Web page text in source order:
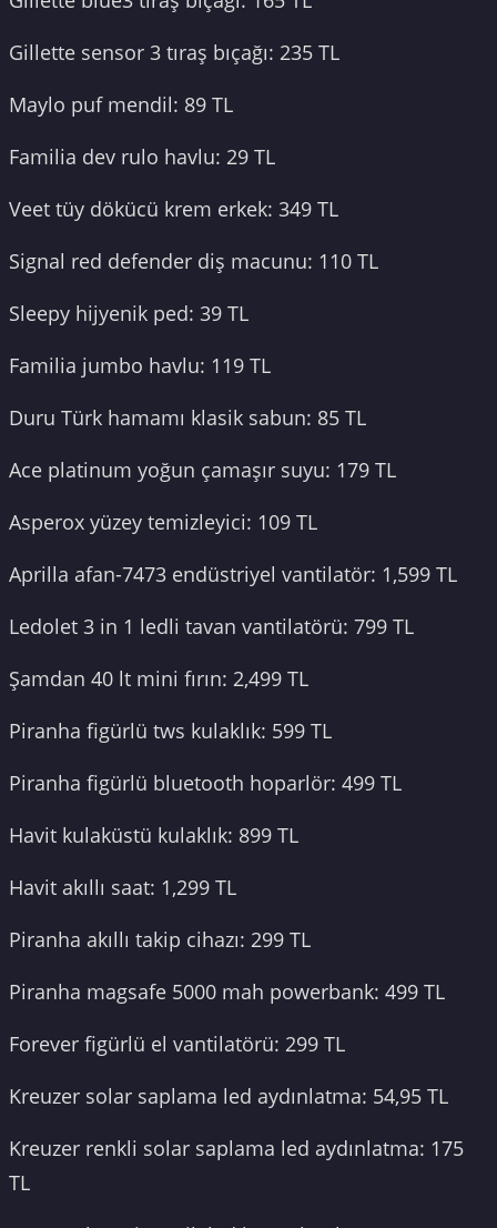
Gillette sensor 3 tıraş bıçağı: 235 TL
Maylo puf mendil: 89 TL
Familia dev rulo havlu: 29 TL
Veet tüy dökücü krem erkek: 349 TL
Signal red defender diş macunu: 110 TL
Sleepy hijyenik ped: 39 TL
Familia jumbo havlu: 119 TL
Duru Türk hamamı klasik sabun: 85 TL
Ace platinum yoğun çamaşır suyu: 179 TL
Asperox yüzey temizleyici: 109 TL
Aprilla afan-7473 endüstriyel vantilatör: 1,599 TL
Ledolet 3 in 1 ledli tavan vantilatörü: 799 TL
Şamdan 40 lt mini fırın: 2,499 TL
Piranha figürlü tws kulaklık: 599 TL
Piranha figürlü bluetooth hoparlör: 499 TL
Havit kulaküstü kulaklık: 899 TL
Havit akıllı saat: 1,299 TL
Piranha akıllı takip cihazı: 299 TL
Piranha magsafe 5000 mah powerbank: 499 TL
Forever figürlü el vantilatörü: 299 TL
Kreuzer solar saplama led aydınlatma: 54,95 TL
Kreuzer renkli solar saplama led aydınlatma: 175
TL